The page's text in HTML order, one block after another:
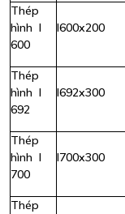
Thép
hình I
600
I600x200
Thép
hình I
692
I692x300
Thép
hình I
700
I700x300
Thép